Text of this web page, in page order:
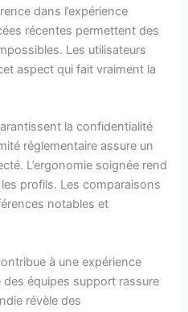
dans l’expérience
récentes permettent des
Les utilisateurs
aspect qui fait vraiment la
la confidentialité
réglementaire assure un
L’ergonomie soignée rend
profils. Les comparaisons
notables et
à une expérience
équipes support rassure
révèle des